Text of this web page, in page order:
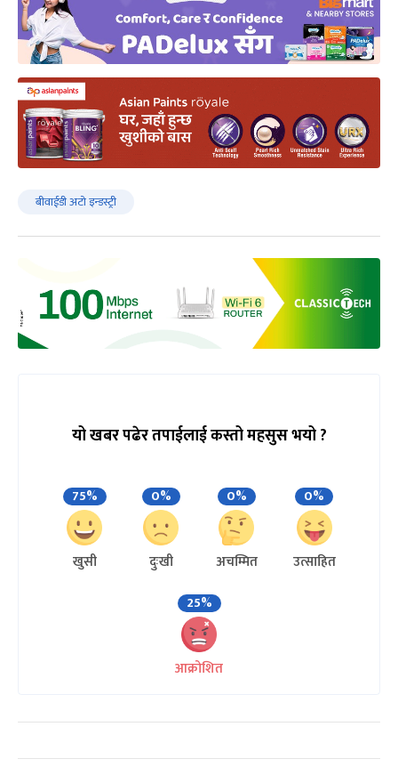
बीवाईडी अटो इन्डस्ट्री
यो खबर पढेर तपाईलाई कस्तो महसुस भयो ?
75%
खुसी
0%
दुःखी
0%
अचम्मित
0%
उत्साहित
25%
आक्रोशित